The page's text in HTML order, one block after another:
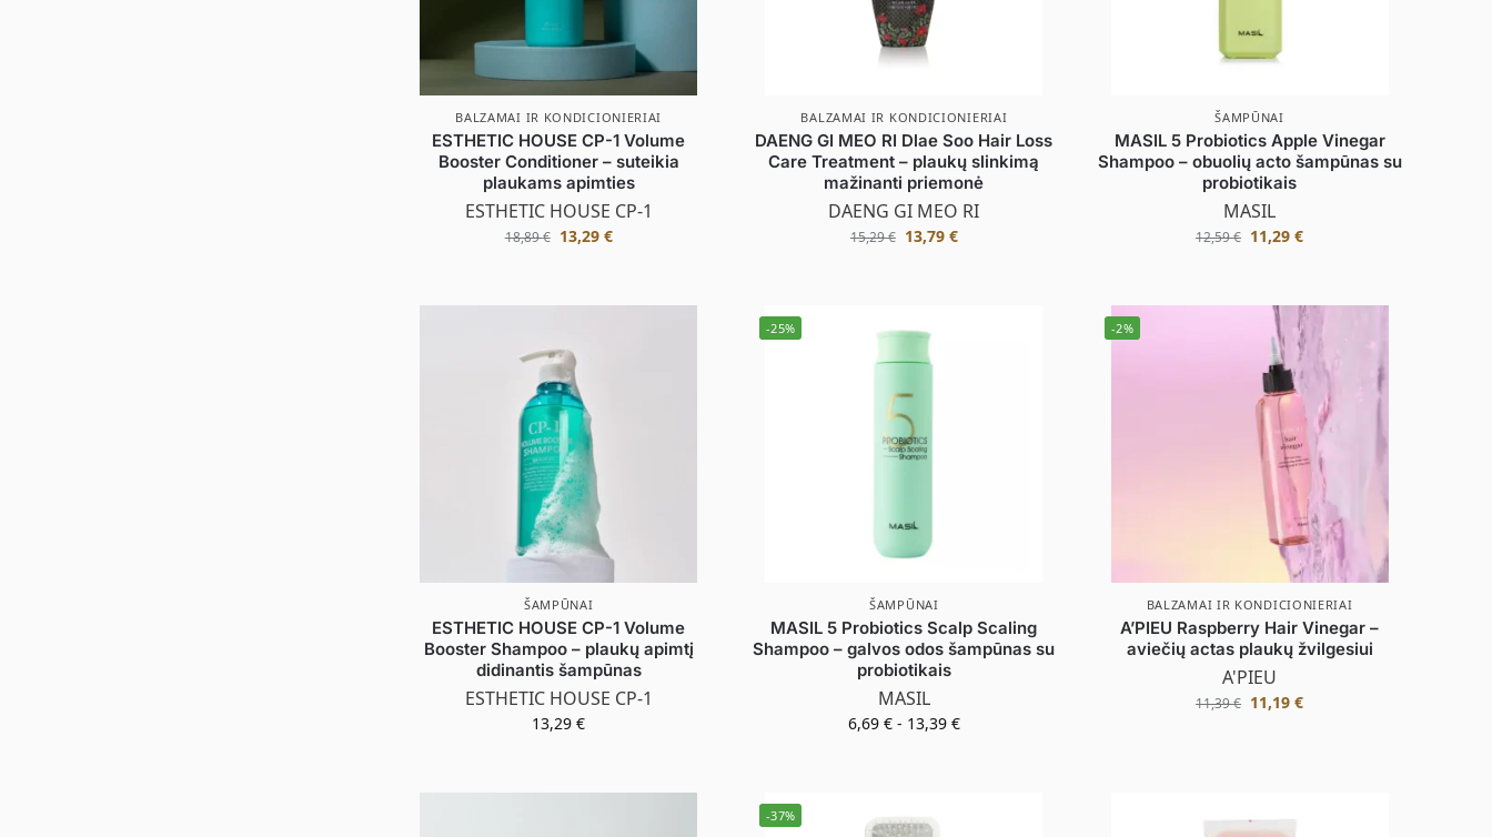
BALZAMAI IR KONDICIONIERIAI
ESTHETIC HOUSE CP-1 Volume
Booster Conditioner – suteikia
plaukams apimties
ESTHETIC HOUSE CP-1
18,89€ 13,29 €
BALZAMAI IR KONDICIONIERIAI
DAENG GI MEO RI Dlae Soo Hair Loss
Care Treatment – plaukų slinkimą
mažinanti priemonė
DAENG GI MEO RI
15,29€ 13,79 €
ŠAMPŪNAI
MASIL 5 Probiotics Apple Vinegar
Shampoo – obuolių acto šampūnas su
probiotikais
MASIL
12,59€ 11,29€
ŠAMPŪNAI
ESTHETIC HOUSE CP-1 Volume
Booster Shampoo – plaukų apimtį
didinantis šampūnas
ESTHETIC HOUSE CP-1
13,29€
-25%
ŠAMPŪNAI
MASIL 5 Probiotics Scalp Scaling
Shampoo – galvos odos šampūnas su
probiotikais
MASIL
6,69 € - 13,39 €
-2%
BALZAMAI IR KONDICIONIERIAI
A’PIEU Raspberry Hair Vinegar –
aviečių actas plaukų žvilgesiui
A'PIEU
11,39€ 11,19€
-37%